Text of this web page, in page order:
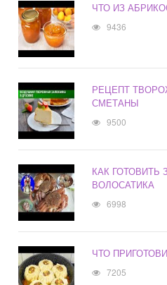
ЧТО ИЗ
9436
РЕЦЕПТ
СМЕТАНЫ
9500
КАК
ВОЛОСАТИКА
6998
ЧТО
7205